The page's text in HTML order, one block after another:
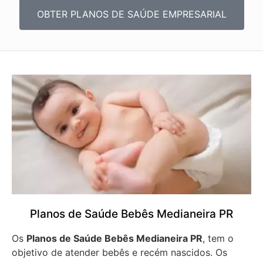
OBTER PLANOS DE SAÚDE EMPRESARIAL
Planos de Saúde Bebês Medianeira PR
Os Planos de Saúde Bebês Medianeira PR, tem o
objetivo de atender bebês e recém nascidos. Os